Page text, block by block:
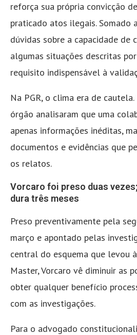
reforça sua própria convicção
praticado atos ilegais. Somado
dúvidas sobre a capacidade de
algumas situações descritas
requisito indispensável à
Na PGR, o clima era de
órgão analisaram que uma
apenas informações inéditas,
documentos e evidências que
os relatos.
Vorcaro foi preso duas
dura três meses
Preso preventivamente pela
março e apontado pelas
central do esquema que levou
Master, Vorcaro vê diminuir as
obter qualquer benefício
com as investigações.
Para o advogado